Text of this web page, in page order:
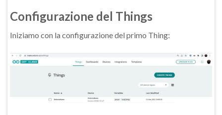
Configurazione del Things
Iniziamo con la configurazione del primo Thing: